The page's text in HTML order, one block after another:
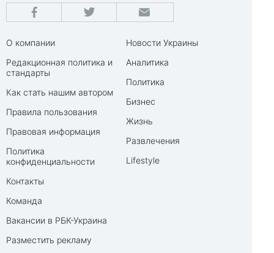
О компании
Редакционная политика и
стандарты
Как стать нашим автором
Правила пользования
Правовая информация
Политика
конфиденциальности
Контакты
Команда
Вакансии в РБК-Украина
Разместить рекламу
Новости Украины
Аналитика
Политика
Бизнес
Жизнь
Развлечения
Lifestyle